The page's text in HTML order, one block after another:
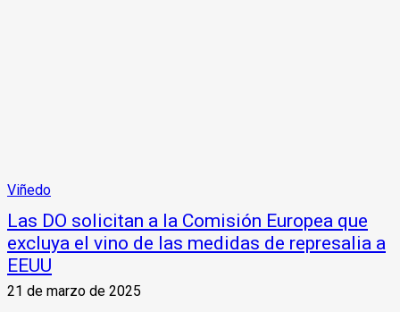
Viñedo
Las DO solicitan a la Comisión Europea que
excluya el vino de las medidas de represalia a
EEUU
21 de marzo de 2025